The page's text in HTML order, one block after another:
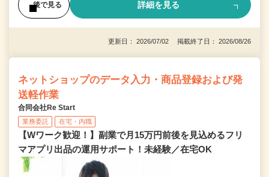
後で見る 詳細を見る
更新日： 2026/07/02 掲載終了日： 2026/08/26
ネットショップのデータ入力・商品登録および発
送軽作業
合同会社Re Start
業務委託 在宅・内職
【Wワーク歓迎！】副業で月15万円前後を見込めるフリ
マアプリ出品の運用サポート！未経験／在宅OK